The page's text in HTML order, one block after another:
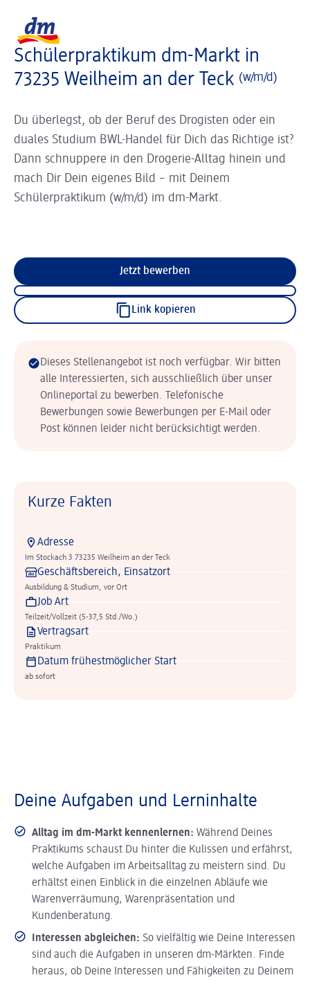
Schülerpraktikum dm-Markt in
73235 Weilheim an der Teck (w/m/d)
Du überlegst, ob der Beruf des Drogisten oder ein
duales Studium BWL-Handel für Dich das Richtige ist?
Dann schnuppere in den Drogerie-Alltag hinein und
mach Dir Dein eigenes Bild – mit Deinem
Schülerpraktikum (w/m/d) im dm-Markt.
Jetzt bewerben
Link kopieren
Dieses Stellenangebot ist noch verfügbar. Wir bitten
alle Interessierten, sich ausschließlich über unser
Onlineportal zu bewerben. Telefonische
Bewerbungen sowie Bewerbungen per E-Mail oder
Post können leider nicht berücksichtigt werden.
Kurze Fakten
Adresse
Im Stockach 3 73235 Weilheim an der Teck
Geschäftsbereich, Einsatzort
Ausbildung & Studium, vor Ort
Job Art
Teilzeit/Vollzeit (5-37,5 Std./Wo.)
Vertragsart
Praktikum
Datum frühestmöglicher Start
ab sofort
Deine Aufgaben und Lerninhalte
Alltag im dm-Markt kennenlernen: Während Deines
Praktikums schaust Du hinter die Kulissen und erfährst,
welche Aufgaben im Arbeitsalltag zu meistern sind. Du
erhältst einen Einblick in die einzelnen Abläufe wie
Warenverräumung, Warenpräsentation und
Kundenberatung.
Interessen abgleichen: So vielfältig wie Deine Interessen
sind auch die Aufgaben in unseren dm-Märkten. Finde
heraus, ob Deine Interessen und Fähigkeiten zu Deinem